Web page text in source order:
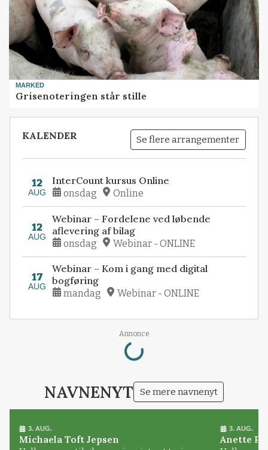
MARKED
Grisenoteringen står stille
KALENDER Se flere arrangementer
12
AUG
InterCount kursus Online
onsdag Online
12
AUG
Webinar – Fordelene ved løbende
aflevering af bilag
onsdag Webinar - ONLINE
17
AUG
Webinar – Kom i gang med digital
bogføring
mandag Webinar - ONLINE
Annonce
Loading...
NAVNENYT Se mere navnenyt
3. AUG.
Michaela Toft Jepsen
3. AUG.
Anette